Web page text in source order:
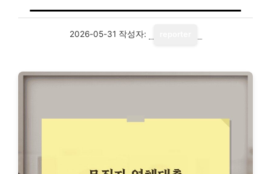
2026-05-31 작성자: